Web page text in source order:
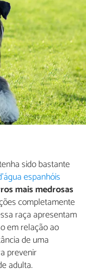
sido bastante
espanhóis
mais medrosas
completamente
raça apresentam
em relação ao
de uma
prevenir
adulta.